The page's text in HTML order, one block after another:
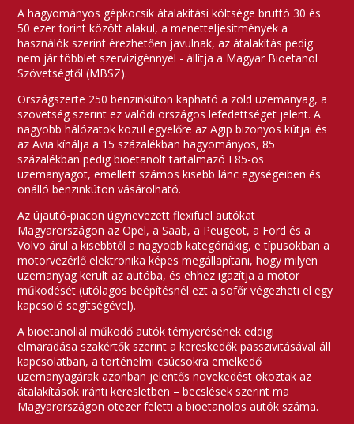
A hagyományos gépkocsik átalakítási költsége bruttó 30 és
50 ezer forint között alakul, a menetteljesítmények a
használók szerint érezhetően javulnak, az átalakítás pedig
nem jár többlet szervizigénnyel - állítja a Magyar Bioetanol
Szövetségtől (MBSZ).
Országszerte 250 benzinkúton kapható a zöld üzemanyag, a
szövetség szerint ez valódi országos lefedettséget jelent. A
nagyobb hálózatok közül egyelőre az Agip bizonyos kútjai és
az Avia kínálja a 15 százalékban hagyományos, 85
százalékban pedig bioetanolt tartalmazó E85-ös
üzemanyagot, emellett számos kisebb lánc egységeiben és
önálló benzinkúton vásárolható.
Az újautó-piacon úgynevezett flexifuel autókat
Magyarországon az Opel, a Saab, a Peugeot, a Ford és a
Volvo árul a kisebbtől a nagyobb kategóriákig, e típusokban a
motorvezérlő elektronika képes megállapítani, hogy milyen
üzemanyag került az autóba, és ehhez igazítja a motor
működését (utólagos beépítésnél ezt a sofőr végezheti el egy
kapcsoló segítségével).
A bioetanollal működő autók térnyerésének eddigi
elmaradása szakértők szerint a kereskedők passzivitásával áll
kapcsolatban, a történelmi csúcsokra emelkedő
üzemanyagárak azonban jelentős növekedést okoztak az
átalakítások iránti keresletben – becslések szerint ma
Magyarországon ötezer feletti a bioetanolos autók száma.